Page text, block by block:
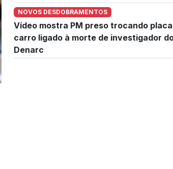
NOVOS DESDOBRAMENTOS
Vídeo mostra PM preso trocando
carro ligado à morte de investigador
Denarc